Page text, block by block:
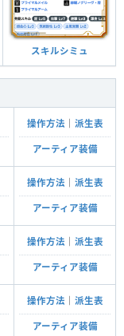
スキルシミュ
操作方法 派生表
アーティア装備
操作方法 派生表
アーティア装備
操作方法 派生表
アーティア装備
操作方法 派生表
アーティア装備